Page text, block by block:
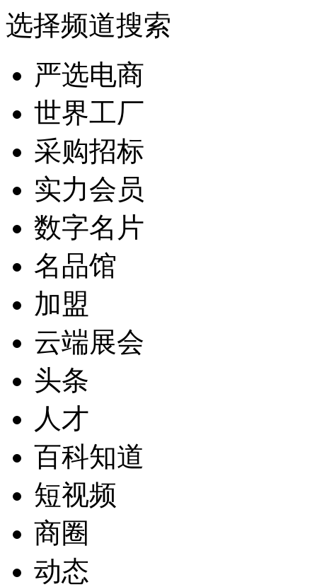
选择频道搜索
严选电商
世界工厂
采购招标
实力会员
数字名片
名品馆
加盟
云端展会
头条
人才
百科知道
短视频
商圈
动态